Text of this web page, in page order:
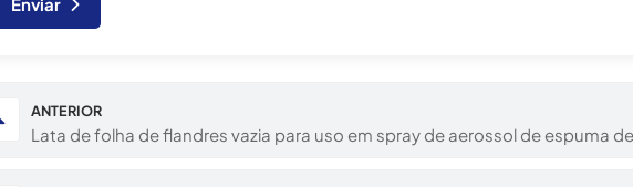
Enviar
ANTERIOR
Lata de folha de flandres vazia para uso em spray de aerossol de espuma